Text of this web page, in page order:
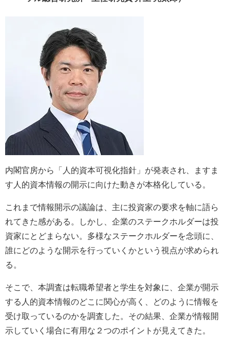
内閣官房から「人的資本可視化指針」が発表され、ますま
す人的資本情報の開示に向けた動きが本格化している。
これまで情報開示の議論は、主に投資家の要求を軸に語ら
れてきた感がある。しかし、企業のステークホルダーは投
資家にとどまらない。多様なステークホルダーを念頭に、
誰にどのような開示を行っていくかという視点が求められ
る。
そこで、本調査は転職希望者と学生を対象に、企業が開示
する人的資本情報のどこに関心が高く、どのように情報を
受け取っているのかを調査した。その結果、企業が情報開
示していく場合に有用な２つのポイントが見えてきた。